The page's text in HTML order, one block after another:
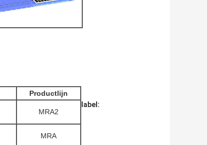
Productlijn
MRA2
MRA
label: